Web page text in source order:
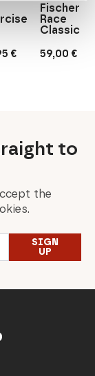
€ 59,00 €
Fischer
Race
Classic
to
the
SIGN
UP